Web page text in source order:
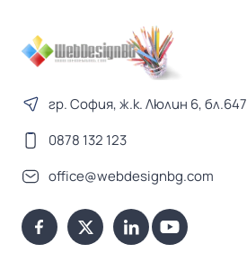
гр. София, ж.к. Люлин 6, бл.647
0878 132 123
office@webdesignbg.com